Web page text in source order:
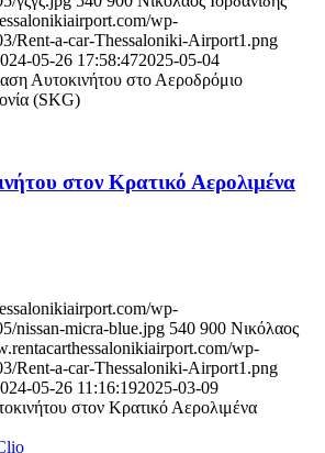
wp-
Rent-a-car-Thessaloniki-Airport1.png
05-26 17:58:472025-05-04
Αυτοκινήτου στο Αεροδρόμιο
(SKG)
στον Κρατικό Αερολιμένα
wp-
nissan-micra-blue.jpg 540 900 Νικόλαος
wp-
Rent-a-car-Thessaloniki-Airport1.png
05-26 11:16:192025-03-09
στον Κρατικό Αερολιμένα